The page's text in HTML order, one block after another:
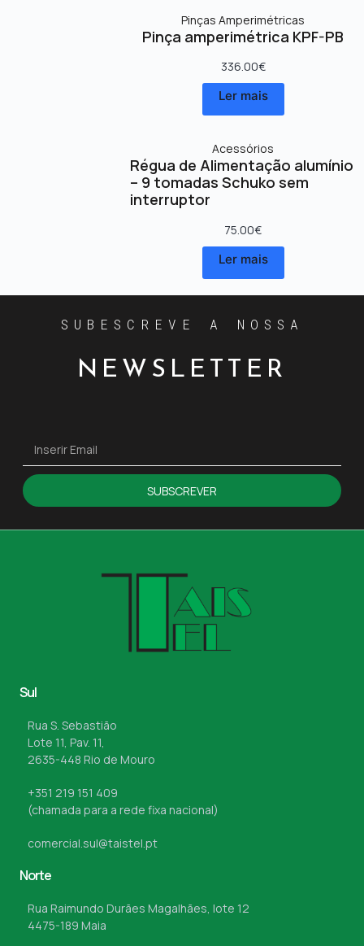
Pinças Amperimétricas
Pinça amperimétrica KPF-PB
336.00€
Ler mais
Acessórios
Régua de Alimentação alumínio
– 9 tomadas Schuko sem
interruptor
75.00€
Ler mais
SUBESCREVE A NOSSA
NEWSLETTER
SUBSCREVER
Sul
Rua S. Sebastião
Lote 11, Pav. 11,
2635-448 Rio de Mouro
+351 219 151 409
(chamada para a rede fixa nacional)
comercial.sul@taistel.pt
Norte
Rua Raimundo Durães Magalhães, lote 12
4475-189 Maia